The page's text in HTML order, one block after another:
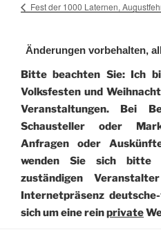
Fest der 1000 Laternen,
Änderungen vorbehalten,
Bitte beachten Sie: Ich
Volksfesten und
Veranstaltungen. Bei
Schausteller oder
Anfragen oder
wenden Sie sich bitte
zuständigen
Internetpräsenz
sich um eine reinprivate